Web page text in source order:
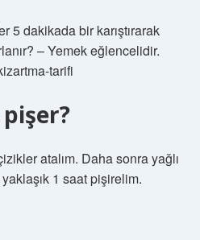
5 dakikada bir karıştırarak
– Yemek eğlencelidir.
tarifi
atalım. Daha sonra yağlı
yaklaşık 1 saat pişirelim.